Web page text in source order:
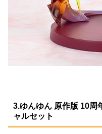
3.ゆんゆん 原作版 10周
ャルセット